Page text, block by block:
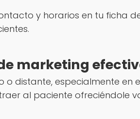
y horarios en tu ficha
marketing
distante, especialmente
al paciente